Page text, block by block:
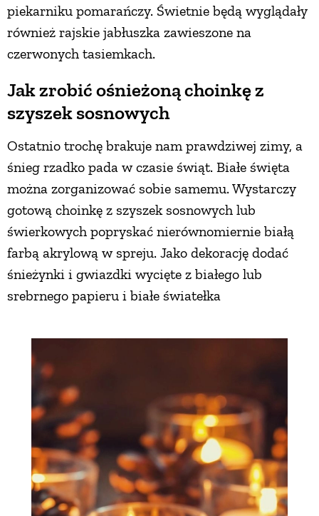
piekarniku pomarańczy. Świetnie będą wyglądały
również rajskie jabłuszka zawieszone na
czerwonych tasiemkach.
Jak zrobić ośnieżoną choinkę z
szyszek sosnowych
Ostatnio trochę brakuje nam prawdziwej zimy, a
śnieg rzadko pada w czasie świąt. Białe święta
można zorganizować sobie samemu. Wystarczy
gotową choinkę z szyszek sosnowych lub
świerkowych popryskać nierównomiernie białą
farbą akrylową w spreju. Jako dekorację dodać
śnieżynki i gwiazdki wycięte z białego lub
srebrnego papieru i białe światełka